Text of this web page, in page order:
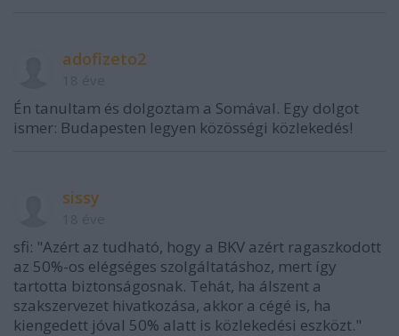
adofizeto2
Én tanultam és dolgoztam a Somával. Egy dolgot
ismer: Budapesten legyen közösségi közlekedés!
sissy
sfi: "Azért az tudható, hogy a BKV azért ragaszkodott
az 50%-os elégséges szolgáltatáshoz, mert így
tartotta biztonságosnak. Tehát, ha álszent a
szakszervezet hivatkozása, akkor a cégé is, ha
kiengedett jóval 50% alatt is közlekedési eszközt."